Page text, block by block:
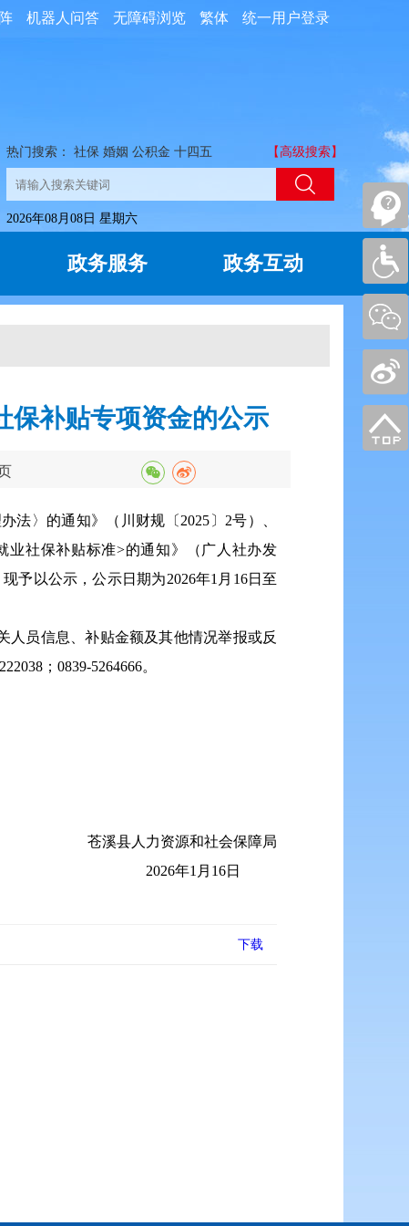
统一用户登录
繁体
无障碍浏览
机器人问答
热门搜索： 社保 婚姻 公积金 十四五 【高级搜索】
2026年08月08日 星期六
政务服务 政务互动
保补贴专项资金的公示
〉的通知》（川财规〔2025〕2号）、
业社保补贴标准>的通知》（广人社办发
予以公示，公示日期为2026年1月16日至
人员信息、补贴金额及其他情况举报或反
；0839-5264666。
苍溪县人力资源和社会保障局
2026年1月16日
下载